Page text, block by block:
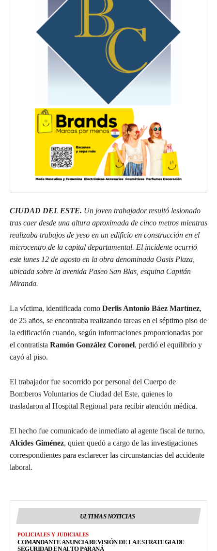
CIUDAD DEL ESTE. Un joven trabajador resultó lesionado
tras caer desde una altura aproximada de cinco metros mientras
realizaba trabajos de yeso en un edificio en construcción en el
microcentro de la capital departamental. El incidente ocurrió
este lunes 12 de agosto en la obra denominada Oasis Plaza,
ubicada sobre la avenida Paseo San Blas, esquina Capitán
Miranda.
La víctima, identificada como Derlis Antonio Báez Martínez,
de 25 años, se encontraba realizando tareas en el séptimo piso de
la edificación cuando, según informaciones proporcionadas por
el contratista Ramón González Coronel, perdió el equilibrio y
cayó al piso.
El trabajador fue socorrido por personal del Cuerpo de
Bomberos Voluntarios de Ciudad del Este, quienes lo
trasladaron al Hospital Regional para recibir atención médica.
El hecho fue comunicado de inmediato al agente fiscal de turno,
Alcides Giménez, quien quedó a cargo de las investigaciones
correspondientes para esclarecer las circunstancias del accidente
laboral.
ULTIMAS NOTICIAS
POLICIALES Y JUDICIALES
COMANDANTE ANUNCIA REVISIÓN DE LA ESTRATEGIA DE
SEGURIDAD EN ALTO PARANÁ